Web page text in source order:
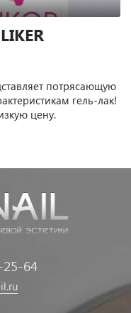
потрясающую
гель-лак!
цену.
25-64